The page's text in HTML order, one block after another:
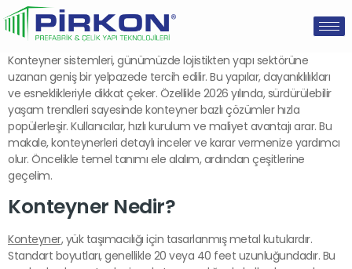
Konteyner sistemleri, günümüzde lojistikten yapı sektörüne
uzanan geniş bir yelpazede tercih edilir. Bu yapılar, dayanıklılıkları
ve esneklikleriyle dikkat çeker. Özellikle 2026 yılında, sürdürülebilir
yaşam trendleri sayesinde konteyner bazlı çözümler hızla
popülerleşir. Kullanıcılar, hızlı kurulum ve maliyet avantajı arar. Bu
makale, konteynerleri detaylı inceler ve karar vermenize yardımcı
olur. Öncelikle temel tanımı ele alalım, ardından çeşitlerine
geçelim.
Konteyner Nedir?
Konteyner, yük taşımacılığı için tasarlanmış metal kutulardır.
Standart boyutları, genellikle 20 veya 40 feet uzunluğundadır. Bu